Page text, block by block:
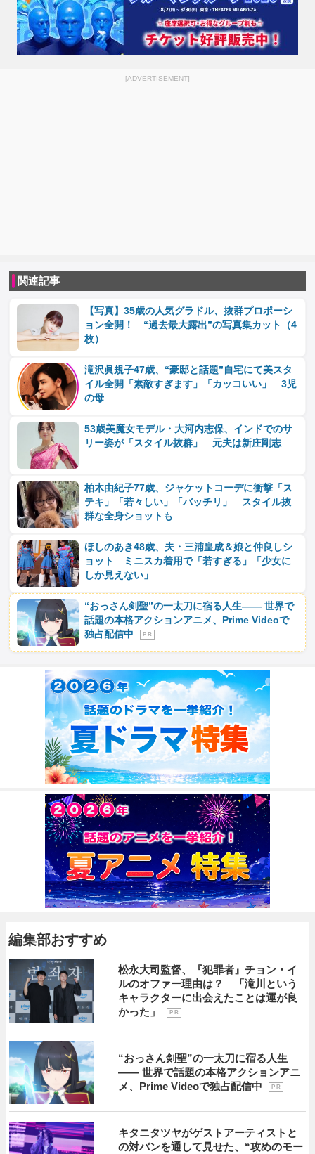
[ADVERTISEMENT]
関連記事
【写真】35歳の人気グラドル、抜群プロポーシ
ョン全開！ “過去最大露出”の写真集カット（4
枚）
滝沢眞規子47歳、“豪邸と話題”自宅にて美スタ
イル全開「素敵すぎます」「カッコいい」 3児
の母
53歳美魔女モデル・大河内志保、インドでのサ
リー姿が「スタイル抜群」 元夫は新庄剛志
柏木由紀子77歳、ジャケットコーデに衝撃「ス
テキ」「若々しい」「バッチリ」 スタイル抜
群な全身ショットも
ほしのあき48歳、夫・三浦皇成＆娘と仲良しシ
ョット ミニスカ着用で「若すぎる」「少女に
しか見えない」
“おっさん剣聖”の一太刀に宿る人生―― 世界で
話題の本格アクションアニメ、Prime Videoで
独占配信中
P R
編集部おすすめ
松永大司監督、『犯罪者』チョン・イ
ルのオファー理由は？ 「滝川という
キャラクターに出会えたことは運が良
かった」
P R
“おっさん剣聖”の一太刀に宿る人生
―― 世界で話題の本格アクションアニ
メ、Prime Videoで独占配信中
P R
キタニタツヤがゲストアーティストと
の対バンを通して見せた、“攻めのモー